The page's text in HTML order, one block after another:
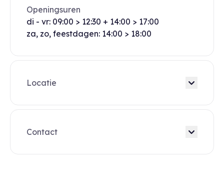
Openingsuren
di - vr: 09:00 > 12:30 + 14:00 > 17:00
za, zo, feestdagen: 14:00 > 18:00
Locatie
Contact